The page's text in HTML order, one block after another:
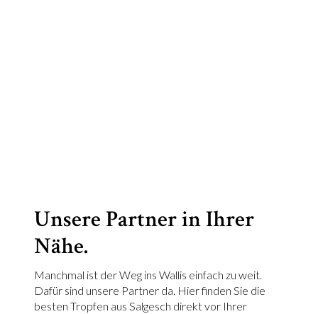
Unsere Partner in Ihrer
Nähe.
Manchmal ist der Weg ins Wallis einfach zu weit.
Dafür sind unsere Partner da. Hier finden Sie die
besten Tropfen aus Salgesch direkt vor Ihrer